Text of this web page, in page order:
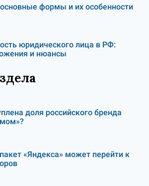
формы и их особенности
юридического лица в РФ:
и нюансы
доля российского бренда
«Яндекса» может перейти к